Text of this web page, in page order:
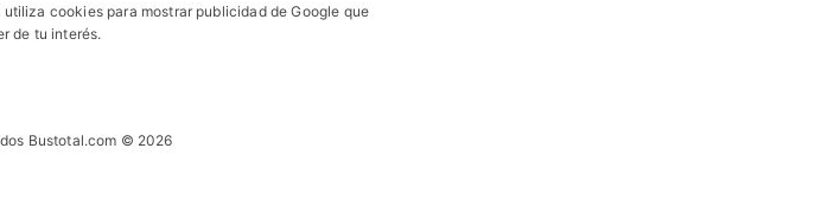
cookies para mostrar publicidad de Google que
de tu interés.
Bustotal.com © 2026